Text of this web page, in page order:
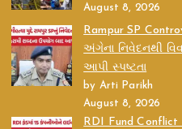
August 8, 2026
Rampur SP
અંગેના નિવેદનથી
આપી સ્પષ્ટતા
by Arti Parikh
August 8, 2026
RDI Fund